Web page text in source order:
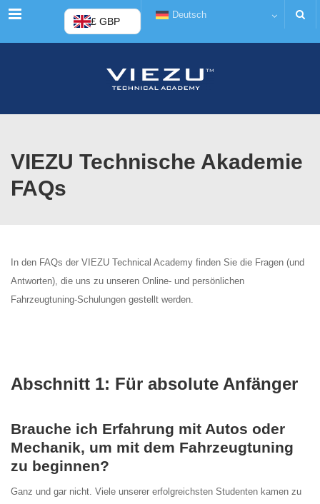
Menü £ GBP
Deutsch
VIEZU Technische Akademie
FAQs
In den FAQs der VIEZU Technical Academy finden Sie die Fragen (und
Antworten), die uns zu unseren Online- und persönlichen
Fahrzeugtuning-Schulungen gestellt werden.
Abschnitt 1: Für absolute Anfänger
Brauche ich Erfahrung mit Autos oder
Mechanik, um mit dem Fahrzeugtuning
zu beginnen?
Ganz und gar nicht. Viele unserer erfolgreichsten Studenten kamen zu